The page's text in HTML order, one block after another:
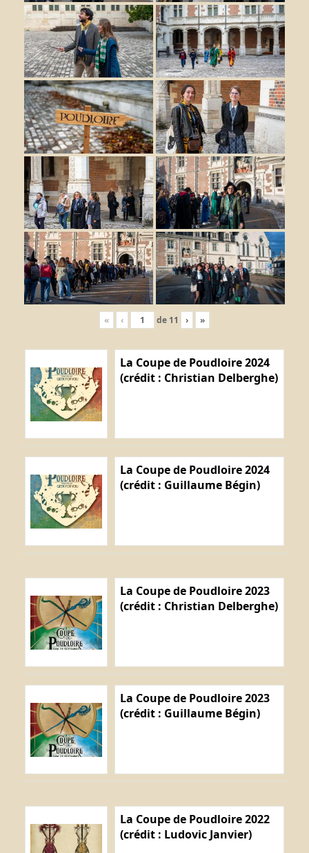
« ‹ de 11 › »
La Coupe de Poudloire 2024
(crédit : Christian Delberghe)
La Coupe de Poudloire 2024
(crédit : Guillaume Bégin)
La Coupe de Poudloire 2023
(crédit : Christian Delberghe)
La Coupe de Poudloire 2023
(crédit : Guillaume Bégin)
La Coupe de Poudloire 2022
(crédit : Ludovic Janvier)